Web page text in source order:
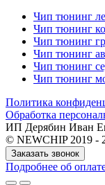
Чип тюнинг
Чип тюнинг
Чип тюнинг
Чип тюнинг
Чип тюнинг
Чип тюнинг
Политика
Обработка
ИП Дерябин Иван
© NEWCHIP 2019 -
Заказать звонок
Подробнее об